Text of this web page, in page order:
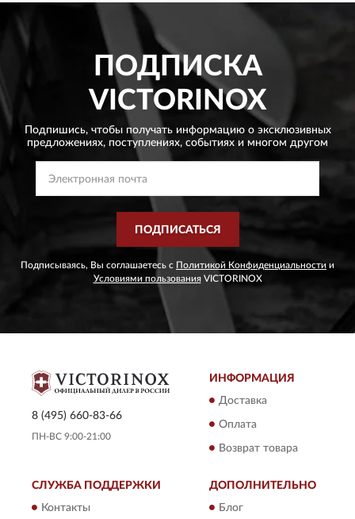
ПОДПИСКА
VICTORINOX
Подпишись, чтобы получать информацию о эксклюзивных
предложениях, поступлениях, событиях и многом другом
ПОДПИСАТЬСЯ
Подписываясь, Вы соглашаетесь с Политикой Конфиденциальности и
Условиями пользованияVICTORINOX
8 (495) 660-83-66
ПН-ВС 9:00-21:00
ИНФОРМАЦИЯ
Доставка
Оплата
Возврат товара
СЛУЖБА ПОДДЕРЖКИ
Контакты
ДОПОЛНИТЕЛЬНО
Блог